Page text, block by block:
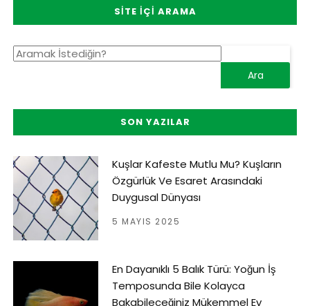
SITE İÇI ARAMA
SON YAZILAR
Kuşlar Kafeste Mutlu Mu? Kuşların
Özgürlük Ve Esaret Arasındaki
Duygusal Dünyası
5 MAYIS 2025
En Dayanıklı 5 Balık Türü: Yoğun İş
Temposunda Bile Kolayca
Bakabileceğiniz Mükemmel Ev